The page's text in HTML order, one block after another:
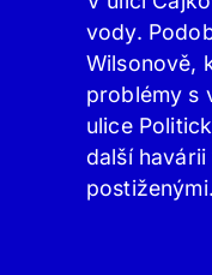
vody.
Wilsonově,
problémy s
ulice
další